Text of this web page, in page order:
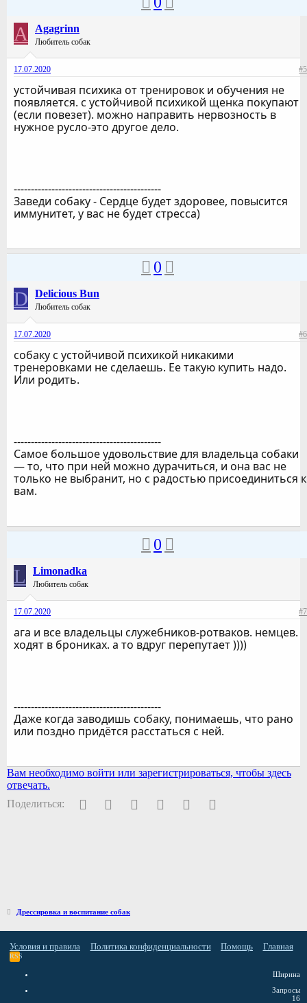
A Agagrinn
Любитель собак
17.07.2020 #5
устойчивая психика от тренировок и обучения не
появляется. с устойчивой психикой щенка покупают
(если повезет). можно направить нервозность в
нужное русло-это другое дело.
-------------------------------------------
Заведи собаку - Сердце будет здоровее, повысится
иммунитет, у вас не будет стресса)
0
D Delicious Bun
Любитель собак
17.07.2020 #6
собаку с устойчивой психикой никакими
тренеровками не сделаешь. Ее такую купить надо.
Или родить.
-------------------------------------------
Самое большое удовольствие для владельца собаки
— то, что при ней можно дурачиться, и она вас не
только не выбранит, но с радостью присоединиться к
вам.
0
L Limonadka
Любитель собак
17.07.2020 #7
ага и все владельцы служебников-ротваков. немцев.
ходят в брониках. а то вдруг перепутает ))))
-------------------------------------------
Даже когда заводишь собаку, понимаешь, что рано
или поздно придётся расстаться с ней.
Вам необходимо войти или зарегистрироваться, чтобы здесь
отвечать.
Поделиться:
FacebookTwitter PinterestWhatsAppЭлектронная почта
Дрессировка и воспитание собак
Условия и правила Политика конфиденциальности Помощь Главная
RSS
Ширина
Запросы
16